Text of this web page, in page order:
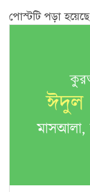
পোস্টটি পড়া